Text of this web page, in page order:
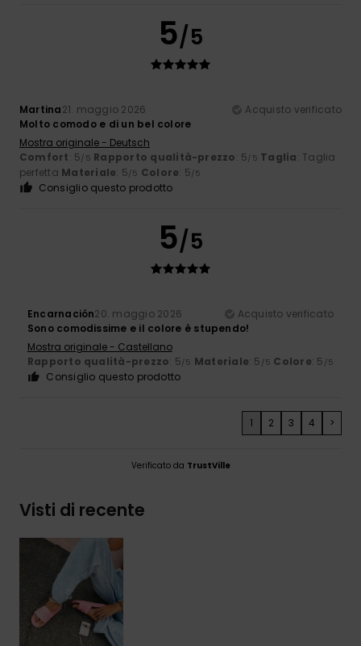
5/5
Martina21. maggio 2026
Acquisto verificato
Molto comodo e di un bel colore
Mostra originale - Deutsch
Comfort: 5/5 Rapporto qualità-prezzo: 5/5 Taglia: Taglia
perfetta Materiale: 5/5 Colore: 5/5
Consiglio questo prodotto
5/5
Encarnación20. maggio 2026
Acquisto verificato
Sono comodissime e il colore è stupendo!
Mostra originale - Castellano
Rapporto qualità-prezzo: 5/5 Materiale: 5 /5 Colore: 5 /5
Consiglio questo prodotto
1 2 3 4 >
Verificato da TrustVille
Visti di recente